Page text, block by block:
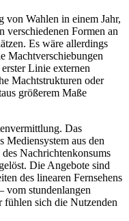
von Wahlen in einem Jahr,
verschiedenen Formen an
Es wäre allerdings
Machtverschiebungen
Linie externen
Machtstrukturen oder
größerem Maße
Das
Medien­system aus den
Nachrichtenkonsums
Die Angebote sind
des linearen Fernsehens
vom stundenlangen
fühlen sich die Nutzenden